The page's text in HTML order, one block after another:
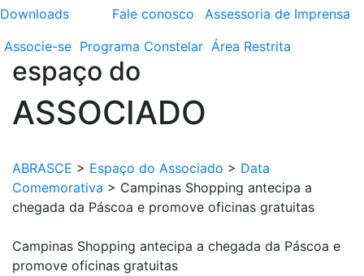
Downloads
Fale conosco
Assessoria de Imprensa
Associe-se Programa Constelar Área Restrita
espaço do
ASSOCIADO
ABRASCE > Espaço do Associado > Data
Comemorativa > Campinas Shopping antecipa a
chegada da Páscoa e promove oficinas gratuitas
Campinas Shopping antecipa a chegada da Páscoa e
promove oficinas gratuitas